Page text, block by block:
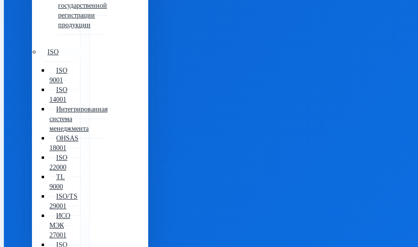
государственной
регистрации
продукции
ISO
ISO
9001
ISO
14001
Интегрированная
система
менеджмента
OHSAS
18001
ISO
22000
TL
9000
ISO/TS
29001
ИСО
МЭК
27001
ISO